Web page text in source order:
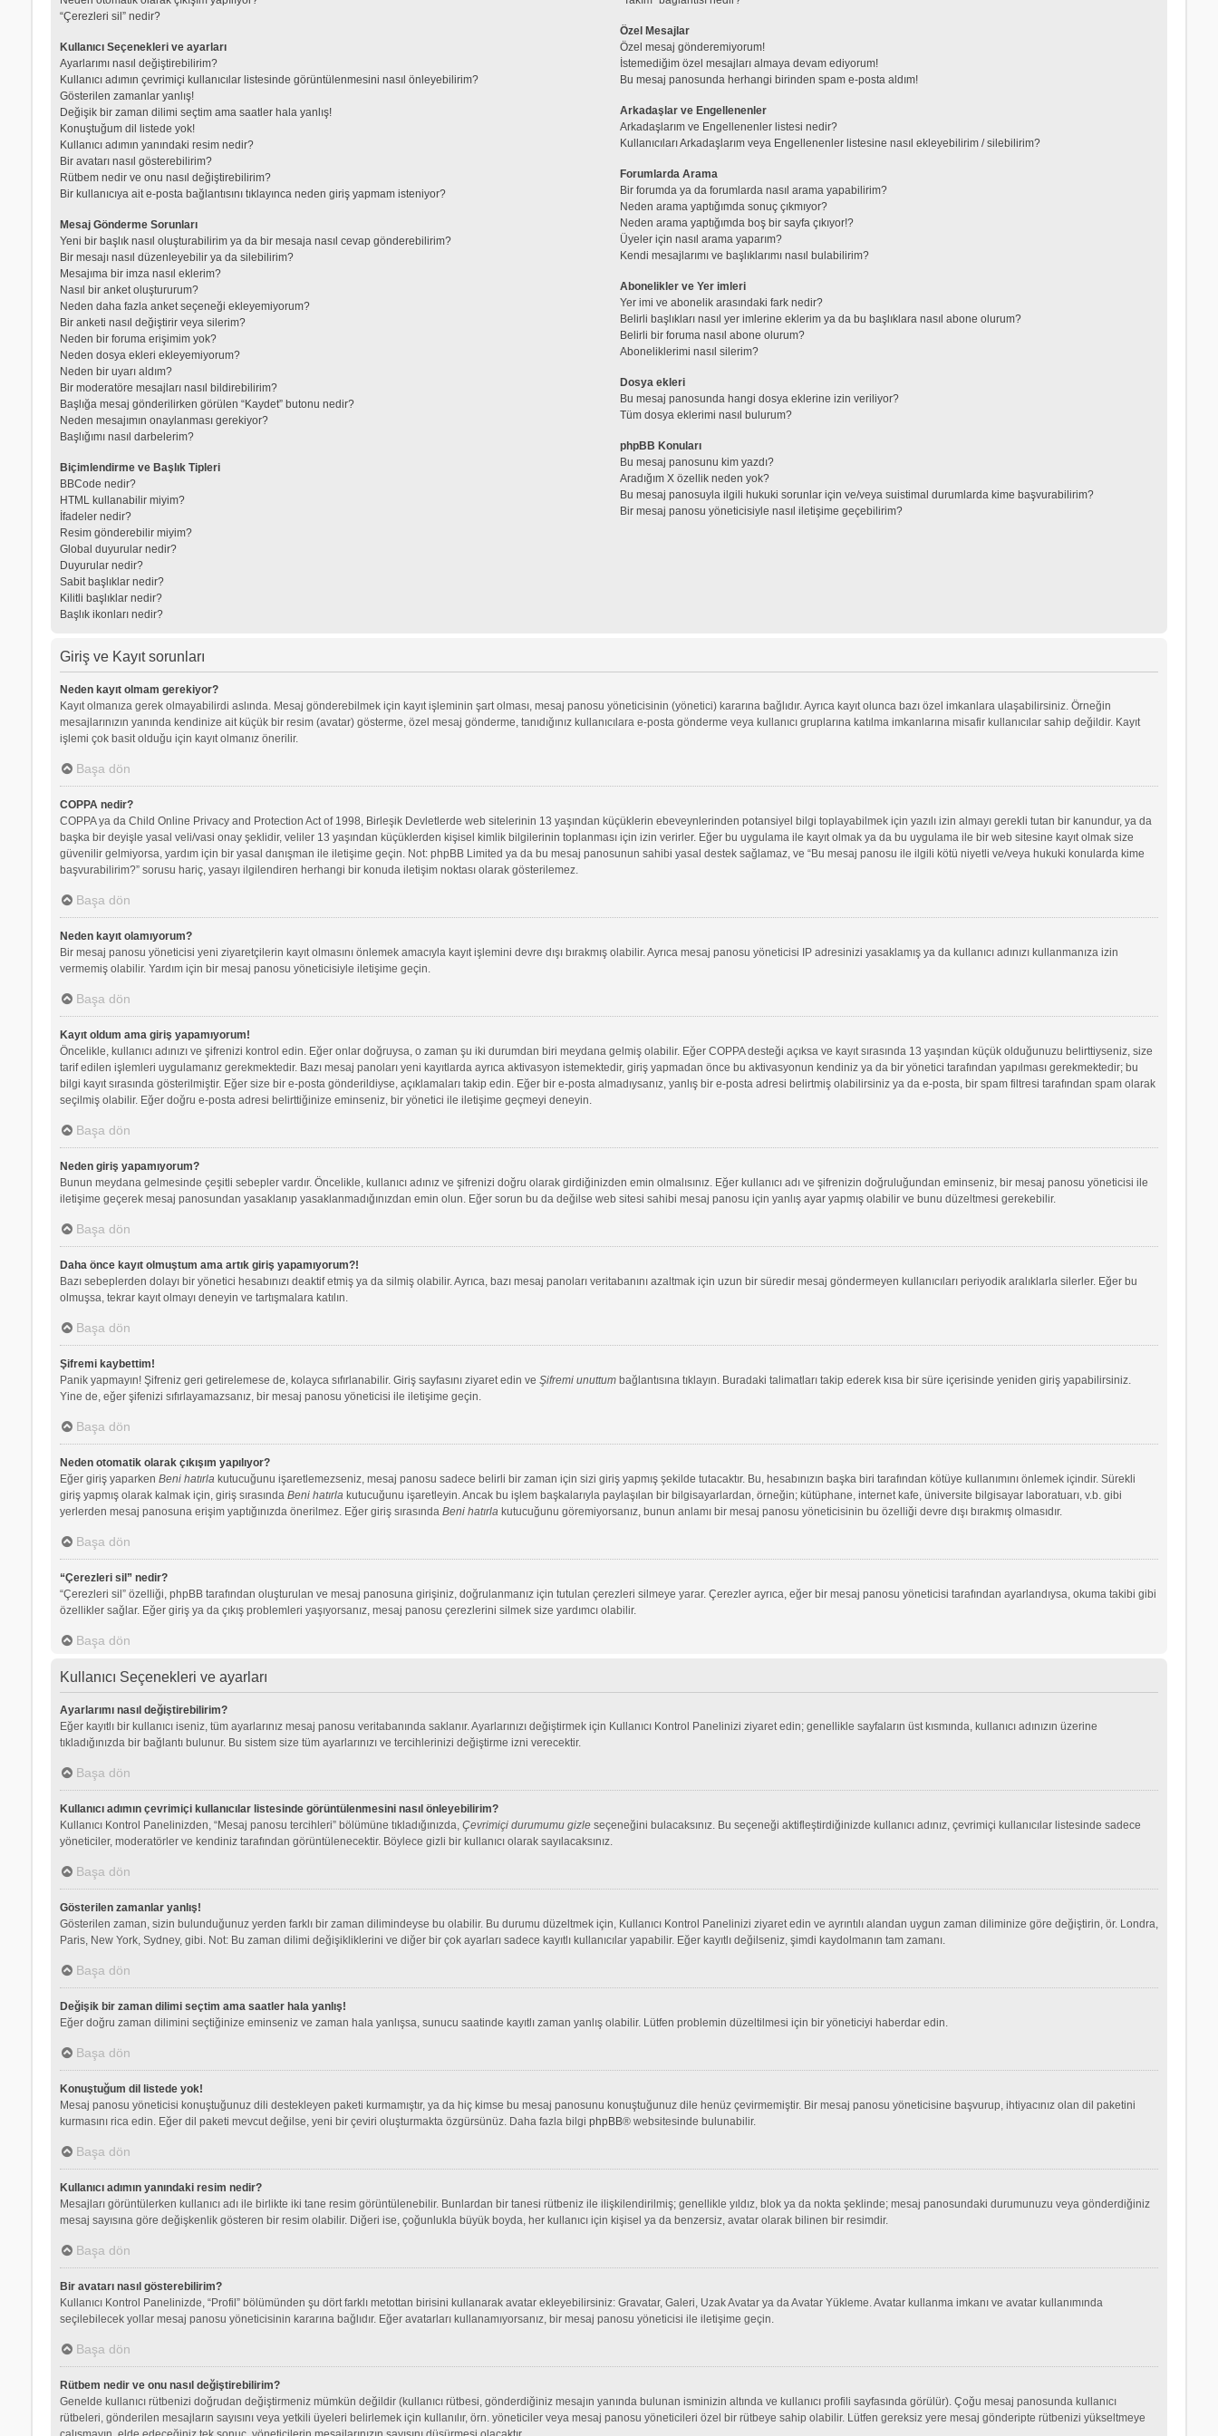
“Çerezleri sil” nedir?
Kullanıcı Seçenekleri ve ayarları
Ayarlarımı nasıl değiştirebilirim?
Kullanıcı adımın çevrimiçi kullanıcılar listesinde görüntülenmesini nasıl önleyebilirim?
Gösterilen zamanlar yanlış!
Değişik bir zaman dilimi seçtim ama saatler hala yanlış!
Konuştuğum dil listede yok!
Kullanıcı adımın yanındaki resim nedir?
Bir avatarı nasıl gösterebilirim?
Rütbem nedir ve onu nasıl değiştirebilirim?
Bir kullanıcıya ait e-posta bağlantısını tıklayınca neden giriş yapmam isteniyor?
Mesaj Gönderme Sorunları
Yeni bir başlık nasıl oluşturabilirim ya da bir mesaja nasıl cevap gönderebilirim?
Bir mesajı nasıl düzenleyebilir ya da silebilirim?
Mesajıma bir imza nasıl eklerim?
Nasıl bir anket oluştururum?
Neden daha fazla anket seçeneği ekleyemiyorum?
Bir anketi nasıl değiştirir veya silerim?
Neden bir foruma erişimim yok?
Neden dosya ekleri ekleyemiyorum?
Neden bir uyarı aldım?
Bir moderatöre mesajları nasıl bildirebilirim?
Başlığa mesaj gönderilirken görülen “Kaydet” butonu nedir?
Neden mesajımın onaylanması gerekiyor?
Başlığımı nasıl darbelerim?
Biçimlendirme ve Başlık Tipleri
BBCode nedir?
HTML kullanabilir miyim?
İfadeler nedir?
Resim gönderebilir miyim?
Global duyurular nedir?
Duyurular nedir?
Sabit başlıklar nedir?
Kilitli başlıklar nedir?
Başlık ikonları nedir?
Özel Mesajlar
Özel mesaj gönderemiyorum!
İstemediğim özel mesajları almaya devam ediyorum!
Bu mesaj panosunda herhangi birinden spam e-posta aldım!
Arkadaşlar ve Engellenenler
Arkadaşlarım ve Engellenenler listesi nedir?
Kullanıcıları Arkadaşlarım veya Engellenenler listesine nasıl ekleyebilirim / silebilirim?
Forumlarda Arama
Bir forumda ya da forumlarda nasıl arama yapabilirim?
Neden arama yaptığımda sonuç çıkmıyor?
Neden arama yaptığımda boş bir sayfa çıkıyor!?
Üyeler için nasıl arama yaparım?
Kendi mesajlarımı ve başlıklarımı nasıl bulabilirim?
Abonelikler ve Yer imleri
Yer imi ve abonelik arasındaki fark nedir?
Belirli başlıkları nasıl yer imlerine eklerim ya da bu başlıklara nasıl abone olurum?
Belirli bir foruma nasıl abone olurum?
Aboneliklerimi nasıl silerim?
Dosya ekleri
Bu mesaj panosunda hangi dosya eklerine izin veriliyor?
Tüm dosya eklerimi nasıl bulurum?
phpBB Konuları
Bu mesaj panosunu kim yazdı?
Aradığım X özellik neden yok?
Bu mesaj panosuyla ilgili hukuki sorunlar için ve/veya suistimal durumlarda kime başvurabilirim?
Bir mesaj panosu yöneticisiyle nasıl iletişime geçebilirim?
Giriş ve Kayıt sorunları
Neden kayıt olmam gerekiyor?
Kayıt olmanıza gerek olmayabilirdi aslında. Mesaj gönderebilmek için kayıt işleminin şart olması, mesaj panosu yöneticisinin (yönetici) kararına bağlıdır. Ayrıca kayıt olunca bazı özel imkanlara ulaşabilirsiniz. Örneğin
mesajlarınızın yanında kendinize ait küçük bir resim (avatar) gösterme, özel mesaj gönderme, tanıdığınız kullanıcılara e-posta gönderme veya kullanıcı gruplarına katılma imkanlarına misafir kullanıcılar sahip değildir. Kayıt
işlemi çok basit olduğu için kayıt olmanız önerilir.
Başa dön
COPPA nedir?
COPPA ya da Child Online Privacy and Protection Act of 1998, Birleşik Devletlerde web sitelerinin 13 yaşından küçüklerin ebeveynlerinden potansiyel bilgi toplayabilmek için yazılı izin almayı gerekli tutan bir kanundur, ya da
başka bir deyişle yasal veli/vasi onay şeklidir, veliler 13 yaşından küçüklerden kişisel kimlik bilgilerinin toplanması için izin verirler. Eğer bu uygulama ile kayıt olmak ya da bu uygulama ile bir web sitesine kayıt olmak size
güvenilir gelmiyorsa, yardım için bir yasal danışman ile iletişime geçin. Not: phpBB Limited ya da bu mesaj panosunun sahibi yasal destek sağlamaz, ve “Bu mesaj panosu ile ilgili kötü niyetli ve/veya hukuki konularda kime
başvurabilirim?” sorusu hariç, yasayı ilgilendiren herhangi bir konuda iletişim noktası olarak gösterilemez.
Başa dön
Neden kayıt olamıyorum?
Bir mesaj panosu yöneticisi yeni ziyaretçilerin kayıt olmasını önlemek amacıyla kayıt işlemini devre dışı bırakmış olabilir. Ayrıca mesaj panosu yöneticisi IP adresinizi yasaklamış ya da kullanıcı adınızı kullanmanıza izin
vermemiş olabilir. Yardım için bir mesaj panosu yöneticisiyle iletişime geçin.
Başa dön
Kayıt oldum ama giriş yapamıyorum!
Öncelikle, kullanıcı adınızı ve şifrenizi kontrol edin. Eğer onlar doğruysa, o zaman şu iki durumdan biri meydana gelmiş olabilir. Eğer COPPA desteği açıksa ve kayıt sırasında 13 yaşından küçük olduğunuzu belirttiyseniz, size
tarif edilen işlemleri uygulamanız gerekmektedir. Bazı mesaj panoları yeni kayıtlarda ayrıca aktivasyon istemektedir, giriş yapmadan önce bu aktivasyonun kendiniz ya da bir yönetici tarafından yapılması gerekmektedir; bu
bilgi kayıt sırasında gösterilmiştir. Eğer size bir e-posta gönderildiyse, açıklamaları takip edin. Eğer bir e-posta almadıysanız, yanlış bir e-posta adresi belirtmiş olabilirsiniz ya da e-posta, bir spam filtresi tarafından spam olarak
seçilmiş olabilir. Eğer doğru e-posta adresi belirttiğinize eminseniz, bir yönetici ile iletişime geçmeyi deneyin.
Başa dön
Neden giriş yapamıyorum?
Bunun meydana gelmesinde çeşitli sebepler vardır. Öncelikle, kullanıcı adınız ve şifrenizi doğru olarak girdiğinizden emin olmalısınız. Eğer kullanıcı adı ve şifrenizin doğruluğundan eminseniz, bir mesaj panosu yöneticisi ile
iletişime geçerek mesaj panosundan yasaklanıp yasaklanmadığınızdan emin olun. Eğer sorun bu da değilse web sitesi sahibi mesaj panosu için yanlış ayar yapmış olabilir ve bunu düzeltmesi gerekebilir.
Başa dön
Daha önce kayıt olmuştum ama artık giriş yapamıyorum?!
Bazı sebeplerden dolayı bir yönetici hesabınızı deaktif etmiş ya da silmiş olabilir. Ayrıca, bazı mesaj panoları veritabanını azaltmak için uzun bir süredir mesaj göndermeyen kullanıcıları periyodik aralıklarla silerler. Eğer bu
olmuşsa, tekrar kayıt olmayı deneyin ve tartışmalara katılın.
Başa dön
Şifremi kaybettim!
Panik yapmayın! Şifreniz geri getirelemese de, kolayca sıfırlanabilir. Giriş sayfasını ziyaret edin ve Şifremi unuttumbağlantısına tıklayın. Buradaki talimatları takip ederek kısa bir süre içerisinde yeniden giriş yapabilirsiniz.
Yine de, eğer şifenizi sıfırlayamazsanız, bir mesaj panosu yöneticisi ile iletişime geçin.
Başa dön
Neden otomatik olarak çıkışım yapılıyor?
Eğer giriş yaparken Beni hatırlakutucuğunu işaretlemezseniz, mesaj panosu sadece belirli bir zaman için sizi giriş yapmış şekilde tutacaktır. Bu, hesabınızın başka biri tarafından kötüye kullanımını önlemek içindir. Sürekli
giriş yapmış olarak kalmak için, giriş sırasında Beni hatırlakutucuğunu işaretleyin. Ancak bu işlem başkalarıyla paylaşılan bir bilgisayarlardan, örneğin; kütüphane, internet kafe, üniversite bilgisayar laboratuarı, v.b. gibi
yerlerden mesaj panosuna erişim yaptığınızda önerilmez. Eğer giriş sırasında Beni hatırlakutucuğunu göremiyorsanız, bunun anlamı bir mesaj panosu yöneticisinin bu özelliği devre dışı bırakmış olmasıdır.
Başa dön
“Çerezleri sil” nedir?
“Çerezleri sil” özelliği, phpBB tarafından oluşturulan ve mesaj panosuna girişiniz, doğrulanmanız için tutulan çerezleri silmeye yarar. Çerezler ayrıca, eğer bir mesaj panosu yöneticisi tarafından ayarlandıysa, okuma takibi gibi
özellikler sağlar. Eğer giriş ya da çıkış problemleri yaşıyorsanız, mesaj panosu çerezlerini silmek size yardımcı olabilir.
Başa dön
Kullanıcı Seçenekleri ve ayarları
Ayarlarımı nasıl değiştirebilirim?
Eğer kayıtlı bir kullanıcı iseniz, tüm ayarlarınız mesaj panosu veritabanında saklanır. Ayarlarınızı değiştirmek için Kullanıcı Kontrol Panelinizi ziyaret edin; genellikle sayfaların üst kısmında, kullanıcı adınızın üzerine
tıkladığınızda bir bağlantı bulunur. Bu sistem size tüm ayarlarınızı ve tercihlerinizi değiştirme izni verecektir.
Başa dön
Kullanıcı adımın çevrimiçi kullanıcılar listesinde görüntülenmesini nasıl önleyebilirim?
Kullanıcı Kontrol Panelinizden, “Mesaj panosu tercihleri” bölümüne tıkladığınızda, Çevrimiçi durumumu gizleseçeneğini bulacaksınız. Bu seçeneği aktifleştirdiğinizde kullanıcı adınız, çevrimiçi kullanıcılar listesinde sadece
yöneticiler, moderatörler ve kendiniz tarafından görüntülenecektir. Böylece gizli bir kullanıcı olarak sayılacaksınız.
Başa dön
Gösterilen zamanlar yanlış!
Gösterilen zaman, sizin bulunduğunuz yerden farklı bir zaman dilimindeyse bu olabilir. Bu durumu düzeltmek için, Kullanıcı Kontrol Panelinizi ziyaret edin ve ayrıntılı alandan uygun zaman diliminize göre değiştirin, ör. Londra,
Paris, New York, Sydney, gibi. Not: Bu zaman dilimi değişikliklerini ve diğer bir çok ayarları sadece kayıtlı kullanıcılar yapabilir. Eğer kayıtlı değilseniz, şimdi kaydolmanın tam zamanı.
Başa dön
Değişik bir zaman dilimi seçtim ama saatler hala yanlış!
Eğer doğru zaman dilimini seçtiğinize eminseniz ve zaman hala yanlışsa, sunucu saatinde kayıtlı zaman yanlış olabilir. Lütfen problemin düzeltilmesi için bir yöneticiyi haberdar edin.
Başa dön
Konuştuğum dil listede yok!
Mesaj panosu yöneticisi konuştuğunuz dili destekleyen paketi kurmamıştır, ya da hiç kimse bu mesaj panosunu konuştuğunuz dile henüz çevirmemiştir. Bir mesaj panosu yöneticisine başvurup, ihtiyacınız olan dil paketini
kurmasını rica edin. Eğer dil paketi mevcut değilse, yeni bir çeviri oluşturmakta özgürsünüz. Daha fazla bilgi phpBB® websitesinde bulunabilir.
Başa dön
Kullanıcı adımın yanındaki resim nedir?
Mesajları görüntülerken kullanıcı adı ile birlikte iki tane resim görüntülenebilir. Bunlardan bir tanesi rütbeniz ile ilişkilendirilmiş; genellikle yıldız, blok ya da nokta şeklinde; mesaj panosundaki durumunuzu veya gönderdiğiniz
mesaj sayısına göre değişkenlik gösteren bir resim olabilir. Diğeri ise, çoğunlukla büyük boyda, her kullanıcı için kişisel ya da benzersiz, avatar olarak bilinen bir resimdir.
Başa dön
Bir avatarı nasıl gösterebilirim?
Kullanıcı Kontrol Panelinizde, “Profil” bölümünden şu dört farklı metottan birisini kullanarak avatar ekleyebilirsiniz: Gravatar, Galeri, Uzak Avatar ya da Avatar Yükleme. Avatar kullanma imkanı ve avatar kullanımında
seçilebilecek yollar mesaj panosu yöneticisinin kararına bağlıdır. Eğer avatarları kullanamıyorsanız, bir mesaj panosu yöneticisi ile iletişime geçin.
Başa dön
Rütbem nedir ve onu nasıl değiştirebilirim?
Genelde kullanıcı rütbenizi doğrudan değiştirmeniz mümkün değildir (kullanıcı rütbesi, gönderdiğiniz mesajın yanında bulunan isminizin altında ve kullanıcı profili sayfasında görülür). Çoğu mesaj panosunda kullanıcı
rütbeleri, gönderilen mesajların sayısını veya yetkili üyeleri belirlemek için kullanılır, örn. yöneticiler veya mesaj panosu yöneticileri özel bir rütbeye sahip olabilir. Lütfen gereksiz yere mesaj gönderipte rütbenizi yükseltmeye